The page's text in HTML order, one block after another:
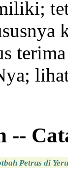
--
Petrus di